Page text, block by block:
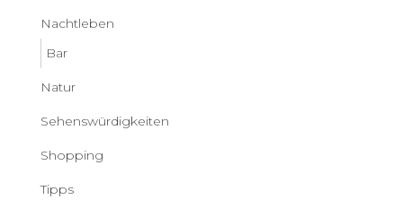
Nachtleben
Bar
Natur
Sehenswürdigkeiten
Shopping
Tipps